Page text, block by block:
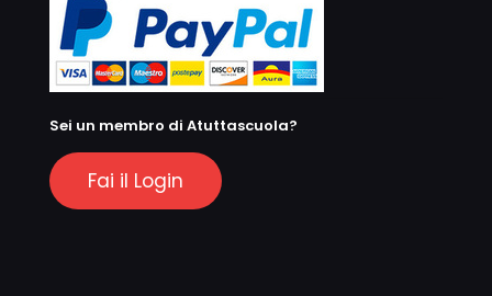
Sei un membro di Atuttascuola?
Fai il Login